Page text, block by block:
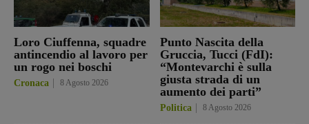
Loro Ciuffenna, squadre
antincendio al lavoro per
un rogo nei boschi
Cronaca 8 Agosto 2026
Punto Nascita della
Gruccia, Tucci (FdI):
“Montevarchi è sulla
giusta strada di un
aumento dei parti”
Politica 8 Agosto 2026